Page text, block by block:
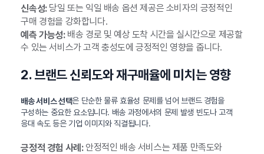
신속성:당일 또는 익일 배송 옵션 제공은 소비자의 긍정적인
구매 경험을 강화합니다.
예측 가능성:배송 경로 및 예상 도착 시간을 실시간으로 제공할
수 있는 서비스가 고객 충성도에 긍정적인 영향을 줍니다.
2. 브랜드 신뢰도와 재구매율에 미치는 영향
배송 서비스 선택은 단순한 물류 효율성 문제를 넘어 브랜드 경험을
구성하는 중요한 요소입니다. 배송 과정에서의 문제 발생 빈도나 고객
응대 속도 등은 기업 이미지와 직결됩니다.
긍정적 경험 사례:안정적인 배송 서비스는 제품 만족도와